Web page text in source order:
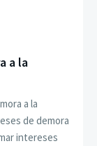
a la
a la
de demora
intereses